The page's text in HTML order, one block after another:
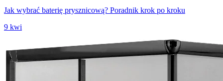
Jak wybrać baterię prysznicową? Poradnik krok po kroku
9 kwi